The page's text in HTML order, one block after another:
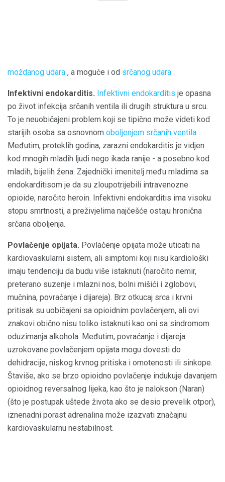
moždanog udara , a moguće i od srčanog udara .
Infektivni endokarditis. Infektivni endokarditis je opasna
po život infekcija srčanih ventila ili drugih struktura u srcu.
To je neuobičajeni problem koji se tipično može videti kod
starijih osoba sa osnovnom oboljenjem srčanih ventila .
Međutim, proteklih godina, zarazni endokarditis je vidjen
kod mnogih mladih ljudi nego ikada ranije - a posebno kod
mladih, bijelih žena. Zajednički imenitelj među mladima sa
endokarditisom je da su zloupotrijebili intravenozne
opioide, naročito heroin. Infektivni endokarditis ima visoku
stopu smrtnosti, a preživjelima najčešće ostaju hronična
srčana oboljenja.
Povlačenje opijata. Povlačenje opijata može uticati na
kardiovaskularni sistem, ali simptomi koji nisu kardiološki
imaju tendenciju da budu više istaknuti (naročito nemir,
preterano suzenje i mlazni nos, bolni mišići i zglobovi,
mučnina, povraćanje i dijareja). Brz otkucaj srca i krvni
pritisak su uobičajeni sa opioidnim povlačenjem, ali ovi
znakovi obično nisu toliko istaknuti kao oni sa sindromom
oduzimanja alkohola. Međutim, povraćanje i dijareja
uzrokovane povlačenjem opijata mogu dovesti do
dehidracije, niskog krvnog pritiska i omotenosti ili sinkope.
Štaviše, ako se brzo opioidno povlačenje indukuje davanjem
opioidnog reversalnog lijeka, kao što je nalokson (Naran)
(što je postupak uštede života ako se desio prevelik otpor),
iznenadni porast adrenalina može izazvati značajnu
kardiovaskularnu nestabilnost.